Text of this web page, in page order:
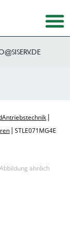
ED.VRE
Antriebstechnik |
| STLE071MG4E
Abbildung ähnlich